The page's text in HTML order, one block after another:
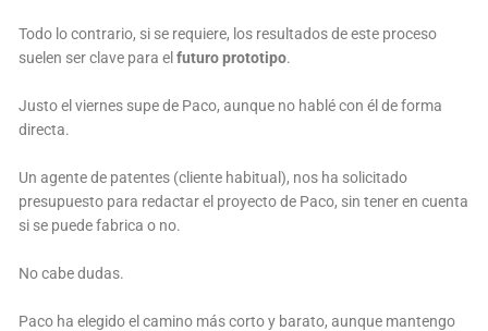
Todo lo contrario, si se requiere, los resultados de este proceso
suelen ser clave para elfuturo prototipo.
Justo el viernes supe de Paco, aunque no hablé con él de forma
directa.
Un agente de patentes (cliente habitual), nos ha solicitado
presupuesto para redactar el proyecto de Paco, sin tener en cuenta
si se puede fabrica o no.
No cabe dudas.
Paco ha elegido el camino más corto y barato, aunque mantengo